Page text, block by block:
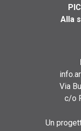
Alla
Via
c/o
Un